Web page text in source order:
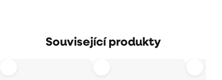
Související produkty